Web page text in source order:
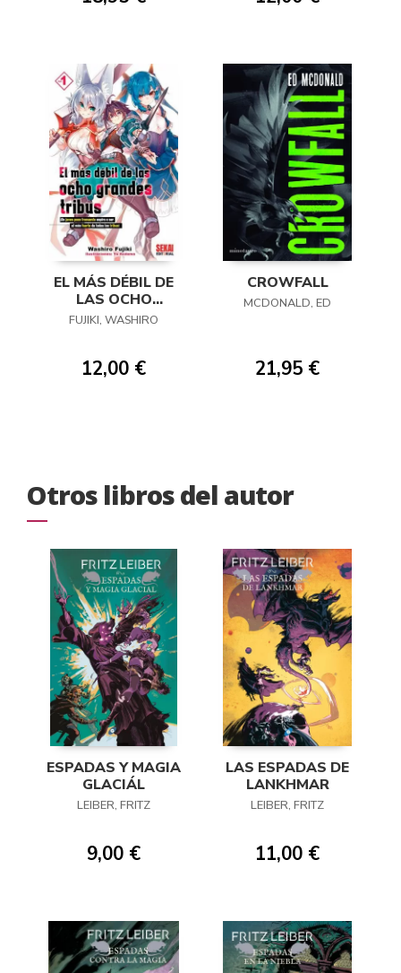
EL MÁS DÉBIL DE
LAS OCHO
GRANDES TRIBUS
FUJIKI, WASHIRO
12,00 €
CROWFALL
MCDONALD, ED
21,95 €
Otros libros del autor
ESPADAS Y MAGIA
GLACIÁL
LEIBER, FRITZ
9,00 €
LAS ESPADAS DE
LANKHMAR
LEIBER, FRITZ
11,00 €